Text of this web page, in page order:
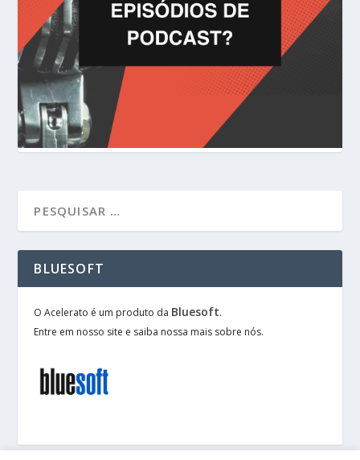
BLUESOFT
O Acelerato é um produto da Bluesoft.
Entre em nosso site e saiba nossa mais sobre nós.